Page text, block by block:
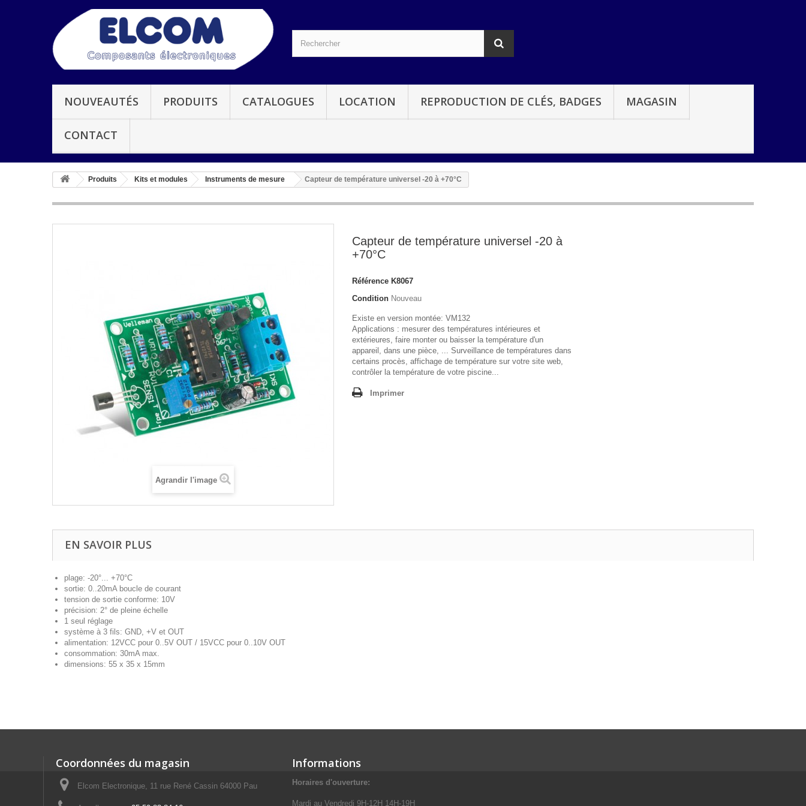
NOUVEAUTÉS PRODUITS CATALOGUES LOCATION REPRODUCTION DE CLÉS, BADGES MAGASIN
CONTACT
Produits Kits et modules Instruments de mesure Capteur de température universel -20 à +70°C
Agrandir l'image
Capteur de température universel -20 à
+70°C
Référence K8067
Condition Nouveau
Existe en version montée: VM132
Applications : mesurer des températures intérieures et
extérieures, faire monter ou baisser la température d'un
appareil, dans une pièce, ... Surveillance de températures dans
certains procès, affichage de température sur votre site web,
contrôler la température de votre piscine...
Imprimer
EN SAVOIR PLUS
plage: -20°... +70°C
sortie: 0..20mA boucle de courant
tension de sortie conforme: 10V
précision: 2° de pleine échelle
1 seul réglage
système à 3 fils: GND, +V et OUT
alimentation: 12VCC pour 0..5V OUT / 15VCC pour 0..10V OUT
consommation: 30mA max.
dimensions: 55 x 35 x 15mm
Coordonnées du magasin
Elcom Electronique, 11 rue René Cassin 64000 Pau
Informations
Horaires d'ouverture:
Mardi au Vendredi 9H-12H 14H-19H